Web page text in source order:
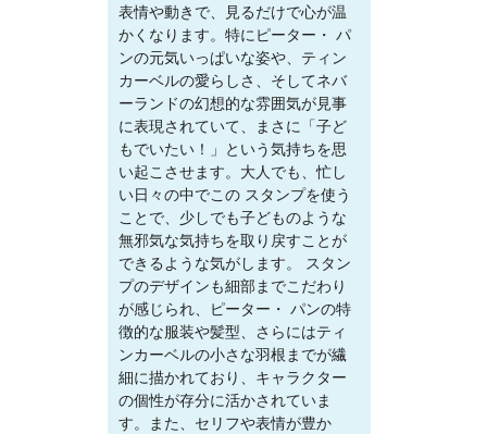
表情や動きで、見るだけで心が温
かくなります。特にピーター・ パ
ンの元気いっぱいな姿や、ティン
カーベルの愛らしさ、そしてネバ
ーランドの幻想的な雰囲気が見事
に表現されていて、まさに「子ど
もでいたい！」という気持ちを思
い起こさせます。大人でも、忙し
い日々の中でこの スタンプを使う
ことで、少しでも子どものような
無邪気な気持ちを取り戻すことが
できるような気がします。 スタン
プのデザインも細部までこだわり
が感じられ、ピーター・ パンの特
徴的な服装や髪型、さらにはティ
ンカーベルの小さな羽根までが繊
細に描かれており、キャラクター
の個性が存分に活かされていま
す。また、セリフや表情が豊か